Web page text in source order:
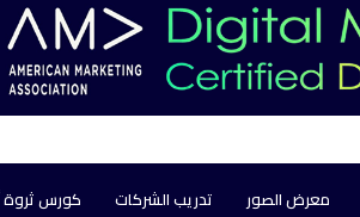
معرض الصور تدريب الشركات كورس ثروة